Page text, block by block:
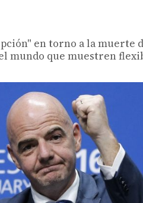
en torno a la muerte
mundo que muestren